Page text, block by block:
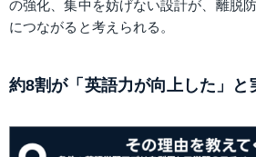
の強化、集中を妨げない設計が、離脱
につながると考えられる。
約8割が「英語力が向上した」と